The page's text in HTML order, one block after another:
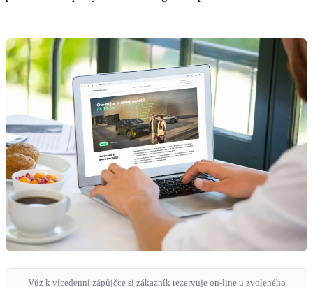
Vůz k vícedenní zápůjčce si zákazník rezervuje on-line u zvoleného